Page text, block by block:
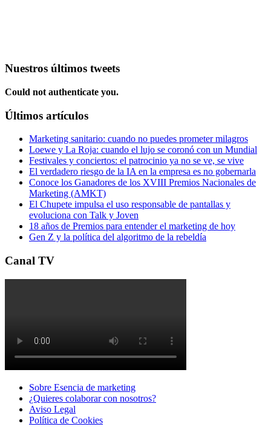
Nuestros últimos tweets
Could not authenticate you.
Últimos artículos
Marketing sanitario: cuando no puedes prometer milagros
Loewe y La Roja: cuando el lujo se coronó con un Mundial
Festivales y conciertos: el patrocinio ya no se ve, se vive
El verdadero riesgo de la IA en la empresa es no gobernarla
Conoce los Ganadores de los XVIII Premios Nacionales de
Marketing (AMKT)
El Chupete impulsa el uso responsable de pantallas y
evoluciona con Talk y Joven
18 años de Premios para entender el marketing de hoy
Gen Z y la política del algoritmo de la rebeldía
Canal TV
Sobre Esencia de marketing
¿Quieres colaborar con nosotros?
Aviso Legal
Polí­tica de Cookies